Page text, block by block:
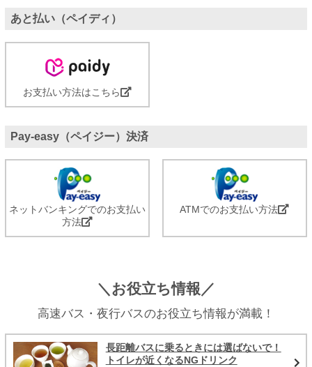
あと払い（ペイディ）
お支払い方法はこちら
Pay-easy（ペイジー）決済
ネットバンキングでのお支払い
方法
ATMでのお支払い方法
＼お役立ち情報／
高速バス・夜行バスのお役立ち情報が満載！
長距離バスに乗るときには選ばないで！
トイレが近くなるNGドリンク